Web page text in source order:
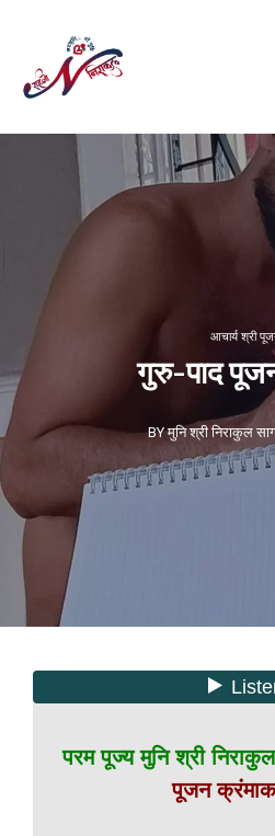
आचार्य श्री
गुरु-पाद
BY मुनि श्री निराकुल
परम पूज्य मुनि श्री निराकुल
पूजन